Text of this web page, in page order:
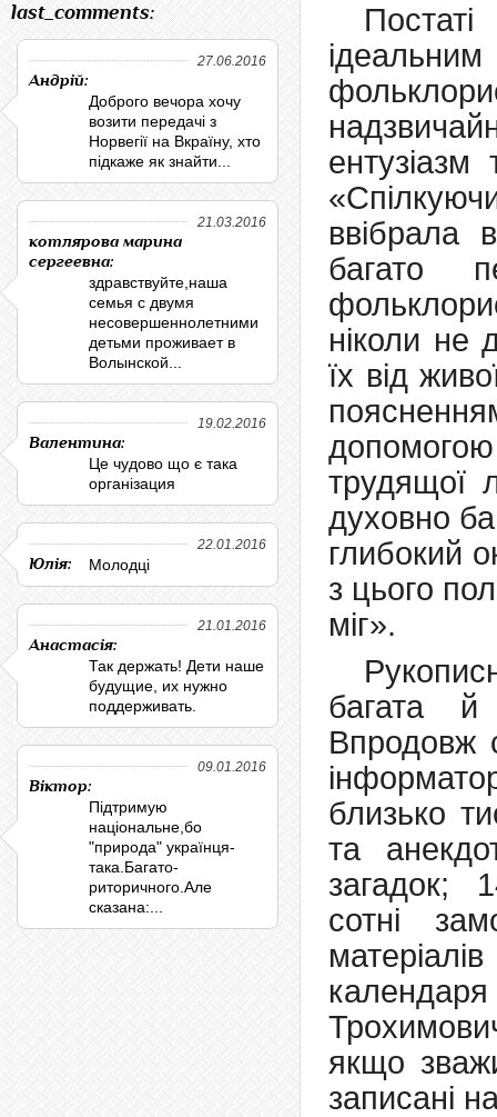
ентузіазм
ввібрала
багато
ніколи не
їх від
трудящої
духовно
глибокий
з цього
міг».
багата й
Впродовж
близько
та
загадок;
сотні
якщо
записані
last_comments:
27.06.2016
Андрій:
Доброго вечора хочу
возити передачі з
Норвегії на Вкраїну, хто
підкаже як знайти...
21.03.2016
котлярова марина
сергеевна:
здравствуйте,наша
семья с двумя
несовершеннолетними
детьми проживает в
Волынской...
19.02.2016
Валентина:
Це чудово що є така
організация
22.01.2016
Юлія: Молодці
21.01.2016
Анастасія:
Так держать! Дети наше
будущие, их нужно
поддерживать.
09.01.2016
Віктор:
Підтримую
національне,бо
"природа" українця-
така.Багато-
риторичного.Але
сказана:...